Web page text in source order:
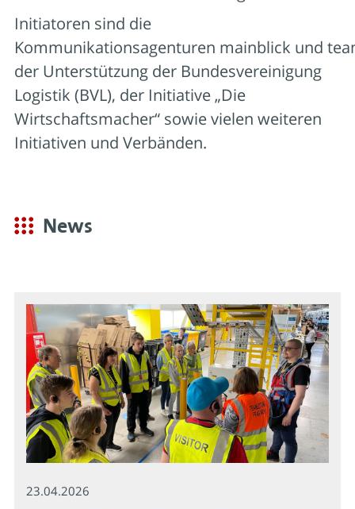
Initiatoren sind die
Kommunikationsagenturen mainblick und
der Unterstützung der Bundesvereinigung
Logistik (BVL), der Initiative „Die
Wirtschaftsmacher“ sowievielen weiteren
Initiativen und Verbänden.
News
23.04.2026